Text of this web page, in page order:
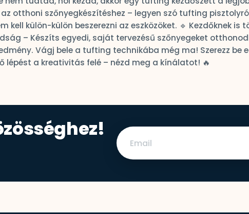
otthoni szőnyegkészítéshez – legyen szó tufting
kell külön-külön beszerezni az eszközöket. 🔹 Kezdőknek
– Készíts egyedi, saját tervezésű szőnyegeket
Vágj bele a tufting technikába még ma! Szerezz be
lépést a kreativitás felé – nézd meg a kínálatot! 🔥